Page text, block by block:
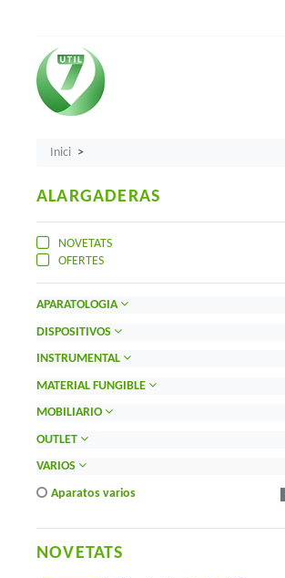
Inici
ALARGADERAS
NOVETATS
OFERTES
APARATOLOGIA
DISPOSITIVOS
INSTRUMENTAL
MATERIAL FUNGIBLE
MOBILIARIO
OUTLET
VARIOS
aparatos varios
NOVETATS